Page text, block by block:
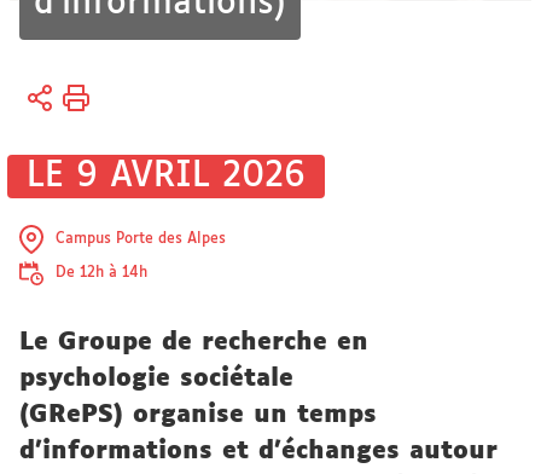
Vous
Accueil
Études
et HDR
Réaliser
LE 9 AVRIL 2026
Campus Porte des Alpes
De 12h à 14h
Le Groupe de recherche en
psychologie sociétale
(GRePS) organise un temps
d'informations et d'échanges autour